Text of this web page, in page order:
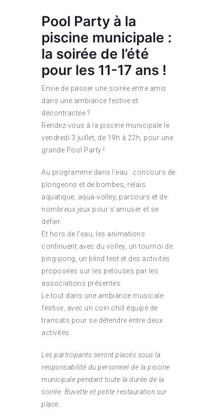
Pool Party à la
piscine municipale :
la soirée de l’été
pour les 11-17 ans !
Envie de passer une soirée entre amis
dans une ambiance festive et
décontractée ?
Rendez-vous à la piscine municipale le
vendredi 3 juillet, de 19h à 22h, pour une
grande Pool Party !
Au programme dans l’eau : concours de
plongeons et de bombes, relais
aquatique, aqua-volley, parcours et de
nombreux jeux pour s’amuser et se
défier.
Et hors de l’eau, les animations
continuent avec du volley, un tournoi de
ping-pong, un blind test et des activités
proposées sur les pelouses par les
associations présentes.
Le tout dans une ambiance musicale
festive, avec un coin chill équipé de
transats pour se détendre entre deux
activités.
Les participants seront placés sous la
responsabilité du personnel de la piscine
municipale pendant toute la durée de la
soirée. Buvette et petite restauration sur
place.